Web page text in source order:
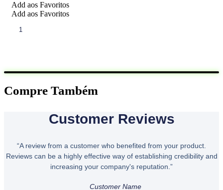
Add aos Favoritos
Add aos Favoritos
DE
Compre Também
Customer Reviews
“A review from a customer who benefited from your product.
Reviews can be a highly effective way of establishing credibility and
increasing your company's reputation.”
Customer Name